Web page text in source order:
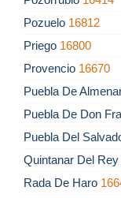
Pozuelo 16812
Priego 16800
Provencio 16670
Puebla De
Puebla De Don
Puebla Del
Quintanar Del Rey
Rada De Haro